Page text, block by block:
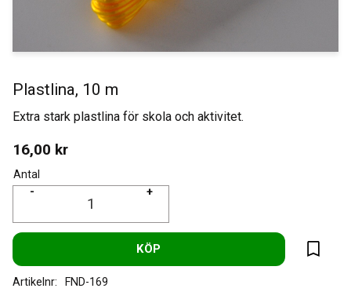
Plastlina, 10 m
Extra stark plastlina för skola och aktivitet.
16,00 kr
Antal
+
-
KÖP
Lägg
Artikelnr FND-169